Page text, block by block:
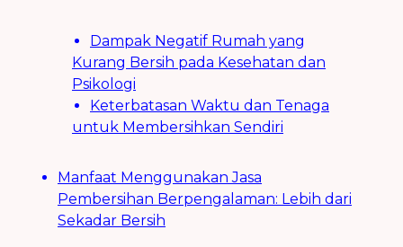
Dampak Negatif Rumah yang
Kurang Bersih pada Kesehatan dan
Psikologi
Keterbatasan Waktu dan Tenaga
untuk Membersihkan Sendiri
Manfaat Menggunakan Jasa
Pembersihan Berpengalaman: Lebih dari
Sekadar Bersih